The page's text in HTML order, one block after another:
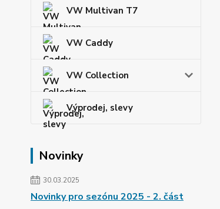
VW Multivan T7
VW Caddy
VW Collection
Výprodej, slevy
Novinky
30.03.2025
Novinky pro sezónu 2025 - 2. část